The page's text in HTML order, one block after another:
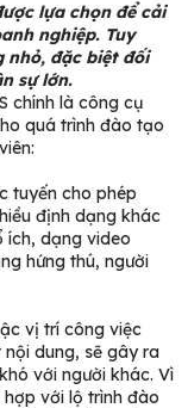
lựa chọn để cải
nghiệp. Tuy
nhỏ, đặc biệt đối
sự lớn.
chính là công cụ
quá trình đào tạo
tuyến cho phép
định dạng khác
ích, dạng video
hứng thú, người
vị trí công việc
dung, sẽ gây ra
với người khác. Vì
với lộ trình đào